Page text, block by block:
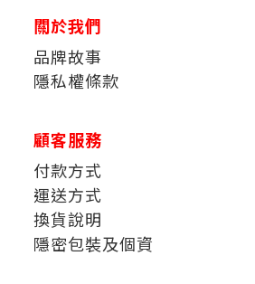
關於我們
品牌故事
隱私權條款
顧客服務
付款方式
運送方式
換貨說明
隱密包裝及個資